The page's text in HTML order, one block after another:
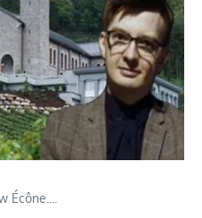
mitów historycznych
i tłumaczenie,
żeby później znowu jakiegoś